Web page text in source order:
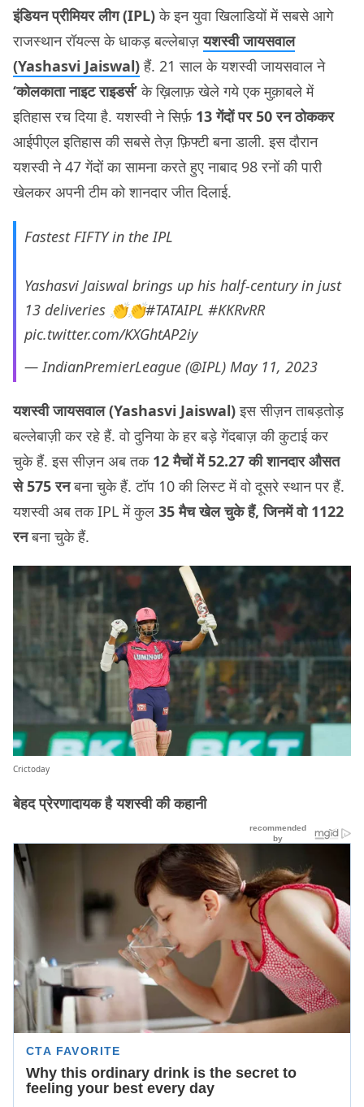
इंडियन प्रीमियर लीग (IPL)के इन युवा खिलाडियों में सबसे आगे
राजस्थान रॉयल्स के धाकड़ बल्लेबाज़यशस्वी जायसवाल
(Yashasvi Jaiswal) हैं. 21 साल के यशस्वी जायसवाल ने
‘कोलकाता नाइट राइडर्स’के ख़िलाफ़ खेले गये एक मुक़ाबले में
इतिहास रच दिया है. यशस्वी ने सिर्फ़ 13 गेंदों पर 50 रन ठोककर
आईपीएल इतिहास की सबसे तेज़ फ़िफ्टी बना डाली. इस दौरान
यशस्वी ने 47 गेंदों का सामना करते हुए नाबाद 98 रनों की पारी
खेलकर अपनी टीम को शानदार जीत दिलाई.
Fastest FIFTY in the IPL
Yashasvi Jaiswal brings up his half-century in just
13 deliveries 👏👏#TATAIPL #KKRvRR
pic.twitter.com/KXGhtAP2iy
— IndianPremierLeague (@IPL) May 11, 2023
यशस्वी जायसवाल (Yashasvi Jaiswal)इस सीज़न ताबड़तोड़
बल्लेबाज़ी कर रहे हैं. वो दुनिया के हर बड़े गेंदबाज़ की कुटाई कर
चुके हैं. इस सीज़न अब तक 12 मैचों में 52.27 की शानदार औसत
से 575 रनबना चुके हैं. टॉप 10 की लिस्ट में वो दूसरे स्थान पर हैं.
यशस्वी अब तक IPL में कुल 35 मैच खेल चुके हैं, जिनमें वो 1122
रनबना चुके हैं.
Crictoday
बेहद प्रेरणादायक है यशस्वी की कहानी